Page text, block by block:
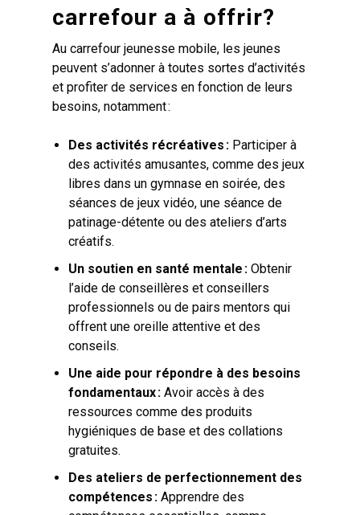
carrefour a à offrir?
Au carrefour jeunesse mobile, les jeunes
peuvent s’adonner à toutes sortes d’activités
et profiter de services en fonction de leurs
besoins, notamment :
Des activités récréatives : Participer à
des activités amusantes, comme des jeux
libres dans un gymnase en soirée, des
séances de jeux vidéo, une séance de
patinage-détente ou des ateliers d’arts
créatifs.
Un soutien en santé mentale : Obtenir
l’aide de conseillères et conseillers
professionnels ou de pairs mentors qui
offrent une oreille attentive et des
conseils.
Une aide pour répondre à des besoins
fondamentaux : Avoir accès à des
ressources comme des produits
hygiéniques de base et des collations
gratuites.
Des ateliers de perfectionnement des
compétences : Apprendre des